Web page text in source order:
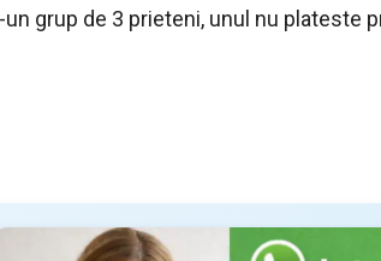
un grup de 3 prieteni, unul nu plateste